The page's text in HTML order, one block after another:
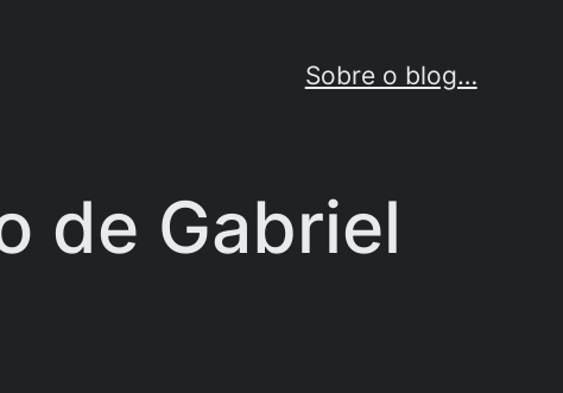
Sobre o blog…
de Gabriel